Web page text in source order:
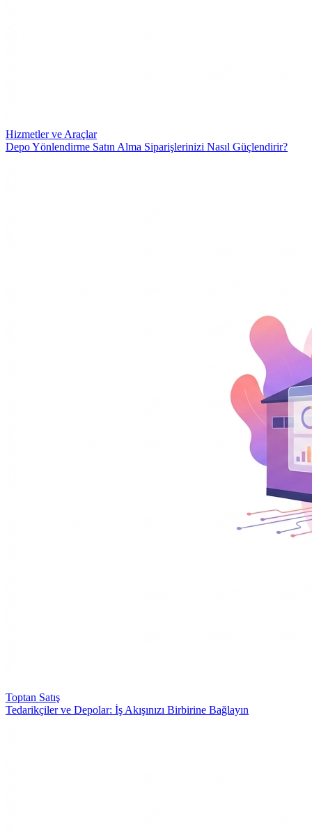
Hizmetler ve Araçlar
Depo Yönlendirme Satın Alma Siparişlerinizi Nasıl Güçlendirir?
Toptan Satış
Tedarikçiler ve Depolar: İş Akışınızı Birbirine Bağlayın